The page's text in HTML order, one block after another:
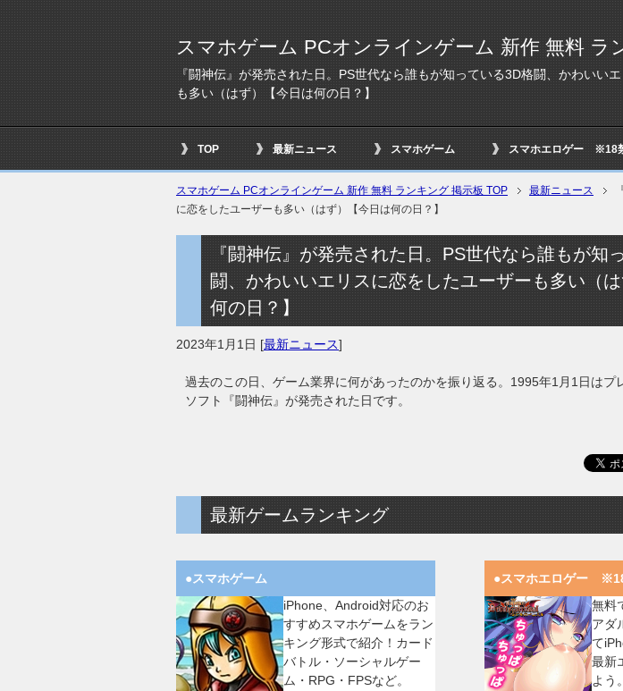
スマホゲーム PCオンラインゲーム 新作 無料 ラ
『闘神伝』が発売された日。PS世代なら誰もが知っている3D格闘、かわいい
も多い（はず）【今日は何の日？】
TOP 最新ニュース スマホゲーム スマホエロゲー ※18
スマホゲーム PCオンラインゲーム 新作 無料 ランキング 掲示板 TOP 最新ニュース
に恋をしたユーザーも多い（はず）【今日は何の日？】
『闘神伝』が発売された日。PS世代なら誰もが知
闘、かわいいエリスに恋をしたユーザーも多い（
何の日？】
2023年1月1日 [最新ニュース]
過去のこの日、ゲーム業界に何があったのかを振り返る。1995年1月1日はプ
ソフト『闘神伝』が発売された日です。
最新ゲームランキング
●スマホゲーム
iPhone、Android対応のお
すすめスマホゲームをラン
キング形式で紹介！カード
バトル・ソーシャルゲー
ム・RPG・FPSなど。
●スマホエロゲー
無料
アダ
て
最新
よう。